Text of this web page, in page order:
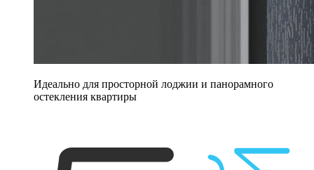
Идеально для просторной лоджии и панорамного
остекления квартиры